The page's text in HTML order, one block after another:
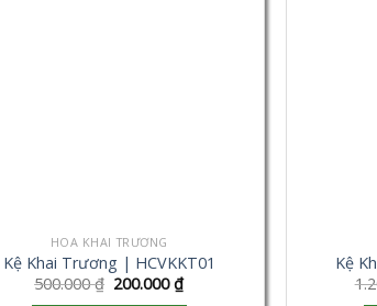
HOA KHAI TRƯƠNG
Kệ Khai Trương | HCVKKT01
500.000₫ 200.000₫
Kệ